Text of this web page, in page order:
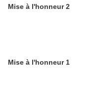
Mise à l'honneur 2
Mise à l'honneur 1